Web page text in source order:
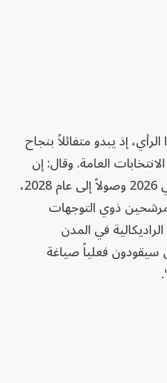
إذ يبدو متفائلاً بنجاح
العامة. وقال: إن
"انتخابات التجديد النصفي 2026 وصولاً إلى عام 2028،
ذوي التوجهات
في المدن
سيقودون فعلياً صياغة